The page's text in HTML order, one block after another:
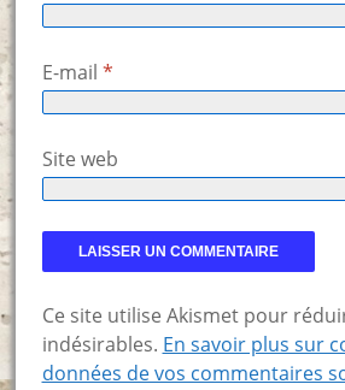
E-mail *
Site web
Ce site utilise Akismet pour
indésirables. En savoir plus sur
données de vos commentaires